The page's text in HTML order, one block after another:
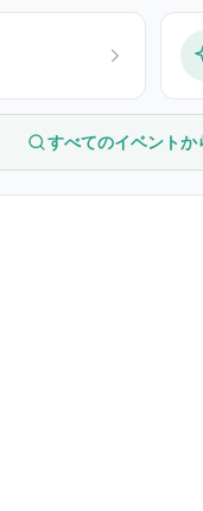
すべてのイベントか